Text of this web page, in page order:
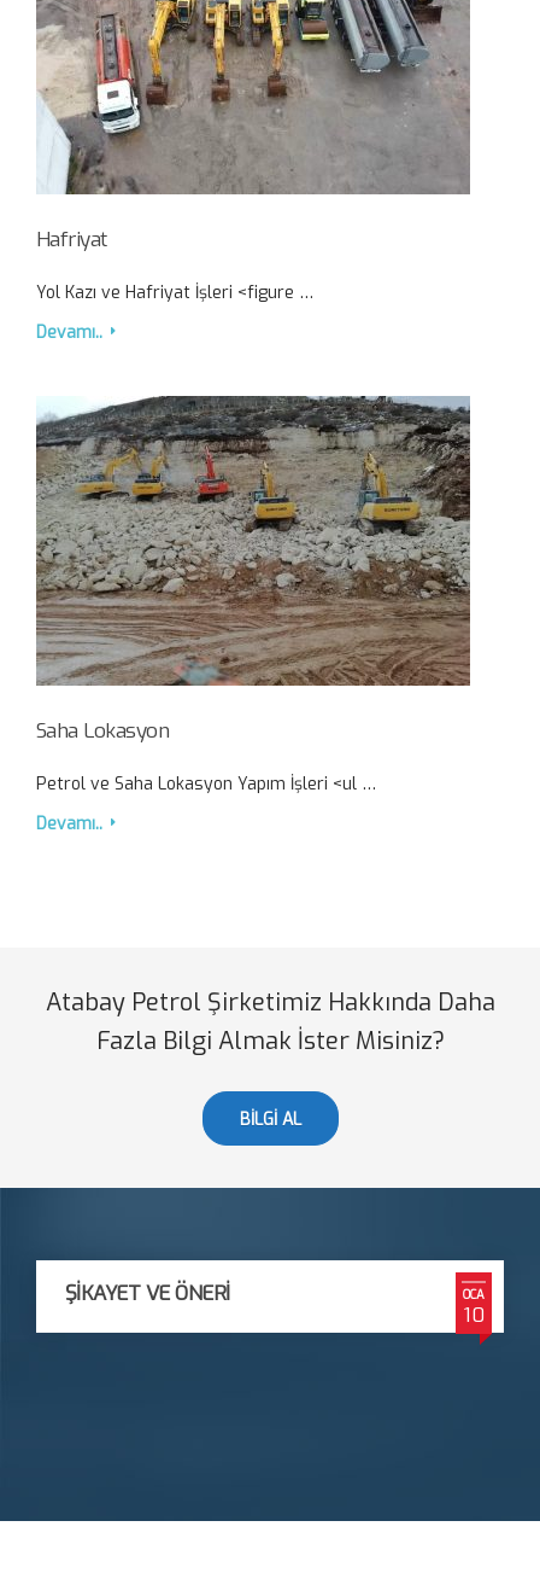
Hafriyat
Yol Kazı ve Hafriyat İşleri <figure …
Devamı..
Saha Lokasyon
Petrol ve Saha Lokasyon Yapım İşleri <ul …
Devamı..
Atabay Petrol Şirketimiz Hakkında Daha
Fazla Bilgi Almak İster Misiniz?
BİLGİ AL
OCA
10
ŞIKAYET VE ÖNERI